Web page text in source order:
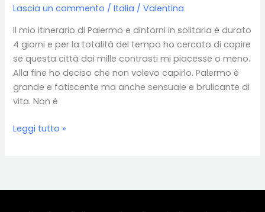
Lascia un commento /Italia /Valentina
Il mio itinerario di Palermo e dintorni in solitaria è durato
4 giorni e per la totalità del tempo ho cercato di capire
se questa città dai mille contrasti mi piacesse o meno.
Alla fine ho deciso che non volevo capirlo. Palermo è
grande e fatiscente ma anche sensuale e brulicante di
vita. Non è
Palermo
Leggi tutto »